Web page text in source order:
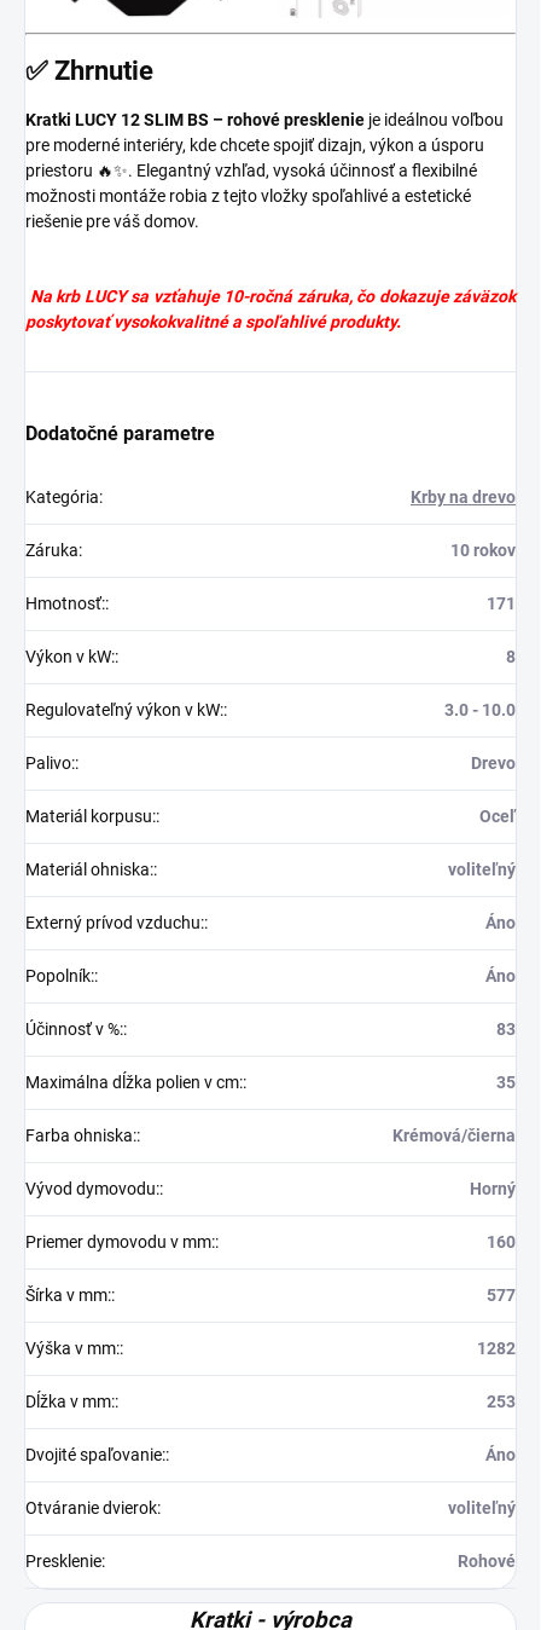
✅ Zhrnutie
Kratki LUCY 12 SLIM BS – rohové presklenie je ideálnou voľbou
pre moderné interiéry, kde chcete spojiť dizajn, výkon a úsporu
priestoru 🔥✨. Elegantný vzhľad, vysoká účinnosť a flexibilné
možnosti montáže robia z tejto vložky spoľahlivé a estetické
riešenie pre váš domov.
Na krb LUCY sa vzťahuje 10-ročná záruka, čo dokazuje záväzok
poskytovať vysokokvalitné a spoľahlivé produkty.
Dodatočné parametre
Kategória: Krby na drevo
Záruka: 10 rokov
Hmotnosť:: 171
Výkon v kW:: 8
Regulovateľný výkon v kW:: 3.0 - 10.0
Palivo:: Drevo
Materiál korpusu:: Oceľ
Materiál ohniska:: voliteľný
Externý prívod vzduchu:: Áno
Popolník:: Áno
Účinnosť v %:: 83
Maximálna dĺžka polien v cm:: 35
Farba ohniska:: Krémová/čierna
Vývod dymovodu:: Horný
Priemer dymovodu v mm:: 160
Šírka v mm:: 577
Výška v mm:: 1282
Dĺžka v mm:: 253
Dvojité spaľovanie:: Áno
Otváranie dvierok: voliteľný
Presklenie: Rohové
Kratki - výrobca